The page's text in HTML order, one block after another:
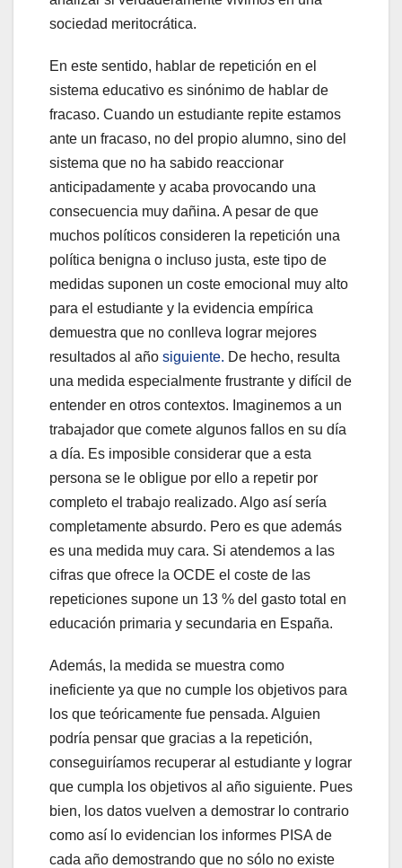
sociedad meritocrática.
En este sentido, hablar de repetición en el
sistema educativo es sinónimo de hablar de
fracaso. Cuando un estudiante repite estamos
ante un fracaso, no del propio alumno, sino del
sistema que no ha sabido reaccionar
anticipadamente y acaba provocando una
consecuencia muy dañina. A pesar de que
muchos políticos consideren la repetición una
política benigna o incluso justa, este tipo de
medidas suponen un coste emocional muy alto
para el estudiante y la evidencia empírica
demuestra que no conlleva lograr mejores
resultados al año siguiente. De hecho, resulta
una medida especialmente frustrante y difícil de
entender en otros contextos. Imaginemos a un
trabajador que comete algunos fallos en su día
a día. Es imposible considerar que a esta
persona se le obligue por ello a repetir por
completo el trabajo realizado. Algo así sería
completamente absurdo. Pero es que además
es una medida muy cara. Si atendemos a las
cifras que ofrece la OCDE el coste de las
repeticiones supone un 13 % del gasto total en
educación primaria y secundaria en España.
Además, la medida se muestra como
ineficiente ya que no cumple los objetivos para
los que teóricamente fue pensada. Alguien
podría pensar que gracias a la repetición,
conseguiríamos recuperar al estudiante y lograr
que cumpla los objetivos al año siguiente. Pues
bien, los datos vuelven a demostrar lo contrario
como así lo evidencian los informes PISA de
cada año demostrando que no sólo no existe